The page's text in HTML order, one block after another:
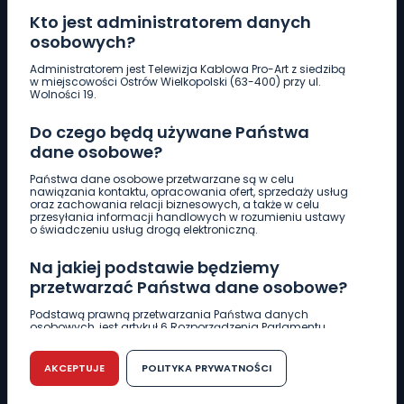
Kto jest administratorem danych
osobowych?
Administratorem jest Telewizja Kablowa Pro-Art z siedzibą
w miejscowości Ostrów Wielkopolski (63-400) przy ul.
Wolności 19.
Do czego będą używane Państwa
dane osobowe?
Państwa dane osobowe przetwarzane są w celu
nawiązania kontaktu, opracowania ofert, sprzedaży usług
oraz zachowania relacji biznesowych, a także w celu
przesyłania informacji handlowych w rozumieniu ustawy
o świadczeniu usług drogą elektroniczną.
Na jakiej podstawie będziemy
przetwarzać Państwa dane osobowe?
Podstawą prawną przetwarzania Państwa danych
osobowych, jest artykuł 6 Rozporządzenia Parlamentu
r. w sprawie ochrony osób fizycznych w związku z
przetwarzaniem danych osobowych w sprawie
swobodnego przepływu takich danych oraz uchylenia
dyrektywy 95/46/WE (RODO).
AKCEPTUJE POLITYKA PRYWATNOŚCI
Pobierz logotyp
661 997 997
REDAKCJA
62 735 22 22redakcja@wlkp24.info
DZIAŁ REKLAMY
62 735 01 85 reklama@wlkp24.info
WIADOMOŚCI
CIEKAWOSTKI